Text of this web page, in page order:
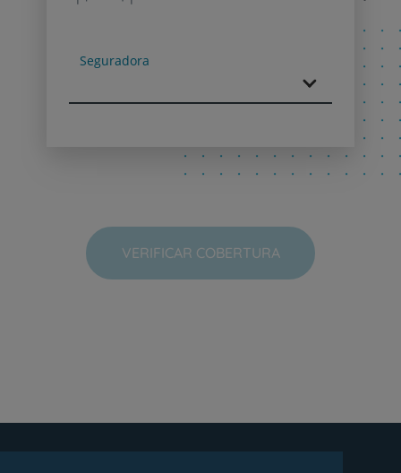
Seguradora
Next
VERIFICAR COBERTURA